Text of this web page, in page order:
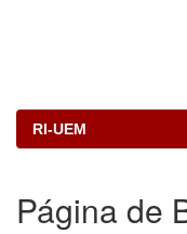
RI-UEM
Página de